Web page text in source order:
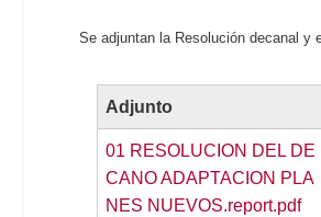
Se adjuntan la Resolución decanal y
Adjunto
01 RESOLUCION DEL DE
CANO ADAPTACION PLA
NES NUEVOS.report.pdf